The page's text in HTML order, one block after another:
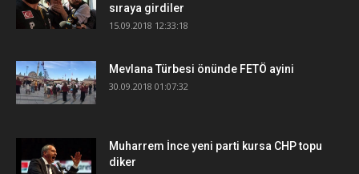
sıraya girdiler
15.09.2018 12:33:18
Mevlana Türbesi önünde FETÖ ayini
30.09.2018 01:07:32
Muharrem İnce yeni parti kursa CHP topu
diker